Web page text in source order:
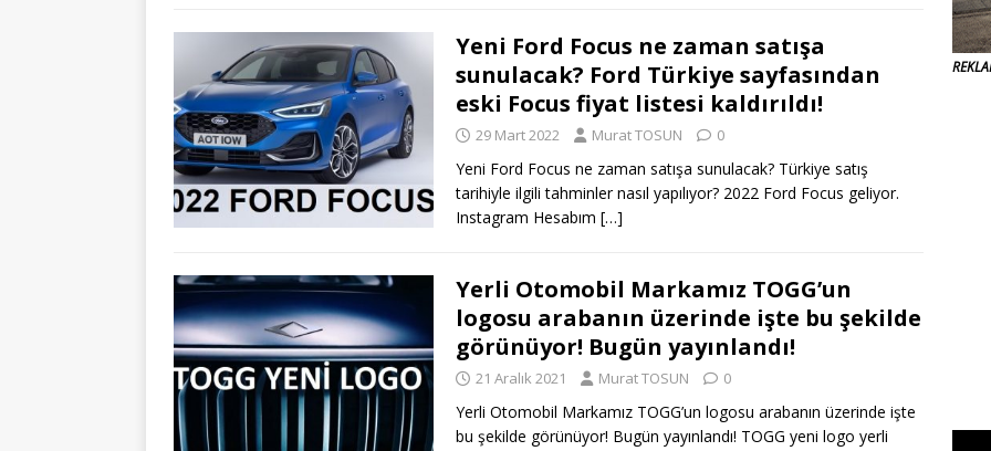
Yeni Ford Focus ne zaman satışa
sunulacak? Ford Türkiye sayfasından
eski Focus fiyat listesi kaldırıldı!
29 Mart 2022 Murat TOSUN 0
Yeni Ford Focus ne zaman satışa sunulacak? Türkiye satış
tarihiyle ilgili tahminler nasıl yapılıyor? 2022 Ford Focus geliyor.
Instagram Hesabım […]
Yerli Otomobil Markamız TOGG’un
logosu arabanın üzerinde işte bu şekilde
görünüyor! Bugün yayınlandı!
21 Aralık 2021 Murat TOSUN 0
Yerli Otomobil Markamız TOGG’un logosu arabanın üzerinde işte
bu şekilde görünüyor! Bugün yayınlandı! TOGG yeni logo yerli